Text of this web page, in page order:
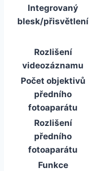
Integrovaný
blesk/přisvětlení
Rozlišení
videozáznamu
Počet objektivů
předního
fotoaparátu
Rozlišení
předního
fotoaparátu
Funkce